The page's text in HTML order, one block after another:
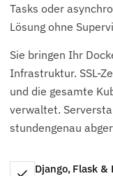
Tasks oder
Lösung ohne
Sie bringen Ihr
Infrastruktur. SSL-
und die gesamte
verwaltet.
stundengenau
Django, Flask &